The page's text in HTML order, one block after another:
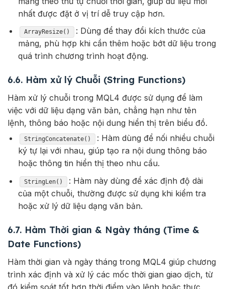
nhất được đặt ở vị trí dễ truy cập hơn.
ArrayResize()
: Dùng để thay đổi kích thước của
mảng, phù hợp khi cần thêm hoặc bớt dữ liệu trong
quá trình chương trình hoạt động.
6.6. Hàm xử lý Chuỗi (String Functions)
Hàm xử lý chuỗi trong MQL4 được sử dụng để làm
việc với dữ liệu dạng văn bản, chẳng hạn như tên
lệnh, thông báo hoặc nội dung hiển thị trên biểu đồ.
StringConcatenate()
: Hàm dùng để nối nhiều chuỗi
ký tự lại với nhau, giúp tạo ra nội dung thông báo
hoặc thông tin hiển thị theo nhu cầu.
StringLen()
: Hàm này dùng để xác định độ dài
của một chuỗi, thường được sử dụng khi kiểm tra
hoặc xử lý dữ liệu dạng văn bản.
6.7. Hàm Thời gian & Ngày tháng (Time &
Date Functions)
Hàm thời gian và ngày tháng trong MQL4 giúp chương
trình xác định và xử lý các mốc thời gian giao dịch, từ
đó kiểm soát tốt hơn thời điểm vào lệnh hoặc thực